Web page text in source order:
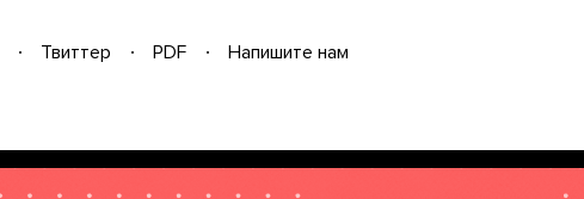
Твиттер PDF
Напишите нам